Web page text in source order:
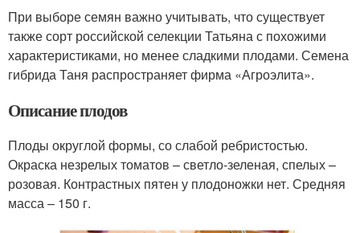
При выборе семян важно учитывать, что существует
также сорт российской селекции Татьяна с похожими
характеристиками, но менее сладкими плодами. Семена
гибрида Таня распространяет фирма «Агроэлита».
Описание плодов
Плоды округлой формы, со слабой ребристостью.
Окраска незрелых томатов – светло-зеленая, спелых –
розовая. Контрастных пятен у плодоножки нет. Средняя
масса – 150 г.